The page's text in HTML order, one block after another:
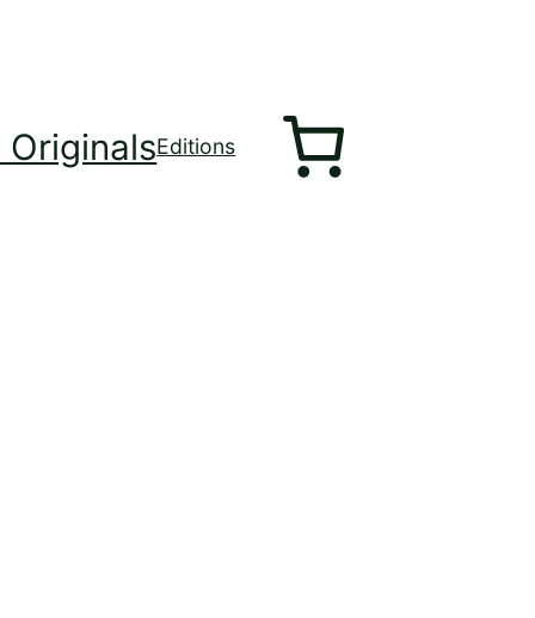
OriginalsEditions